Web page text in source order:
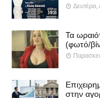
Τα
(φωτό/
στην